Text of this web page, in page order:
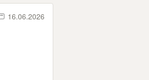
16.06.2026